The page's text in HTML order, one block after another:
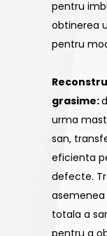
pentru
obtinerea
pentru
grasime:
urma
san,
eficienta
defecte.
totala a
pentru a